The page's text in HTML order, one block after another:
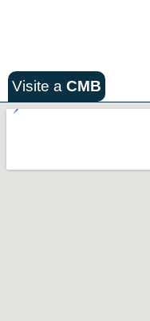
Visite a CMB